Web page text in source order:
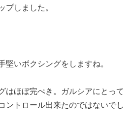
プしました。
堅いボクシングをしますね。
はほぼ完ぺき。ガルシアにとって
ントロール出来たのではないでし